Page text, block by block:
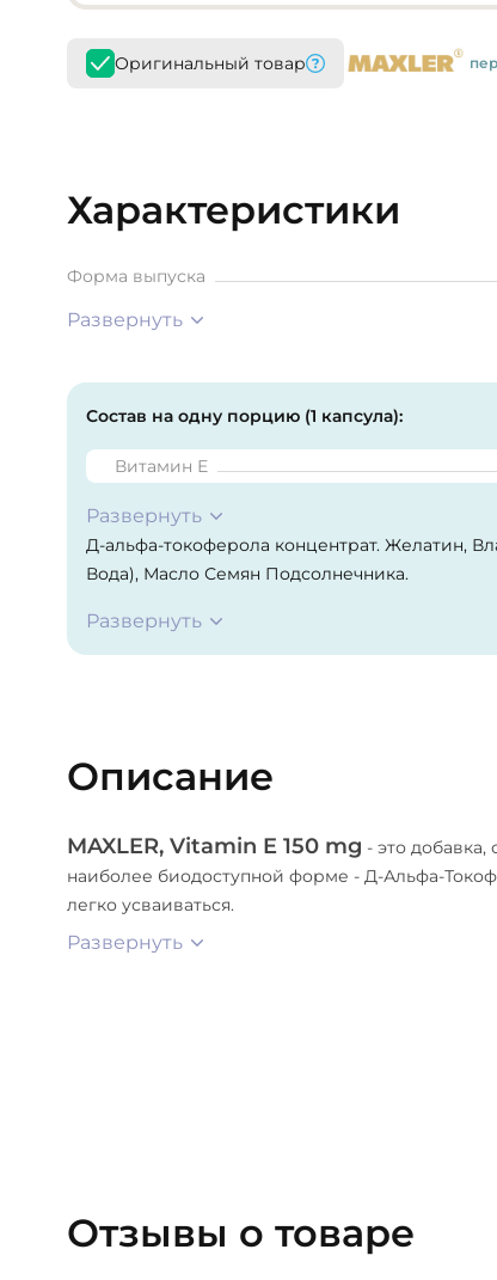
Оригинальный товар
Характеристики
Форма выпуска
Развернуть
Состав на одну порцию (1 капсула):
Витамин Е
Развернуть
Д-альфа-токоферола концентрат. Желатин,
Вода), Масло Семян Подсолнечника.
Развернуть
Описание
MAXLER, Vitamin E 150 mg - это
наиболее биодоступной форме - Д-Альфа-
легко усваиваться.
Развернуть
Отзывы о товаре